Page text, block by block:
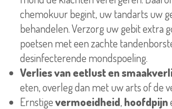
chemokuur begint, uw tandarts uw
behandelen. Verzorg uw gebit extra
poetsen met een zachte
desinfecterende mondspoeling.
Verlies van eetlust en
eten, overleg dan met uw arts of de
Ernstigevermoeidheid, hoofdpijn